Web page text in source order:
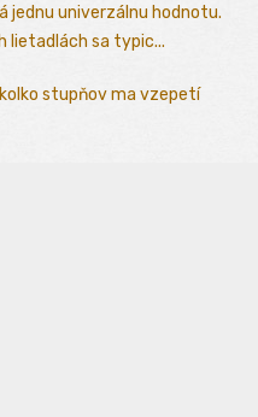
jednu univerzálnu hodnotu.
lietadlách sa typic...
stupňov ma vzepetí